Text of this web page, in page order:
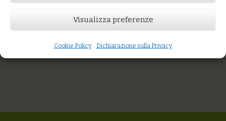
Visualizza preferenze
Cookie Policy Dichiarazione sulla Privacy
Cavolo viola all’acidulato di umeboshi